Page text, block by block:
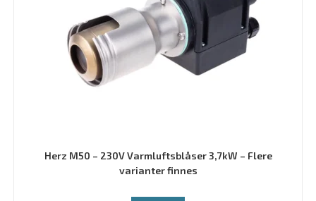
Herz M50 – 230V Varmluftsblåser 3,7kW – Flere
varianter finnes